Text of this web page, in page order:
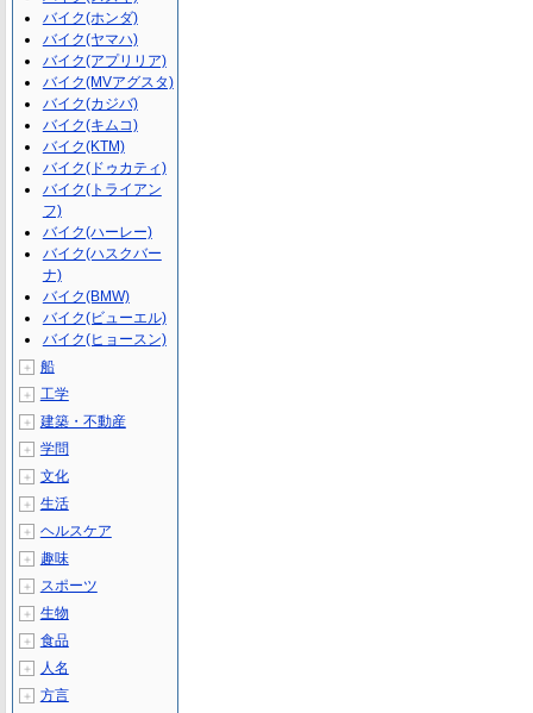
バイク(ホンダ)
バイク(ヤマハ)
バイク(アプリリア)
バイク(MVアグスタ)
バイク(カジバ)
バイク(キムコ)
バイク(KTM)
バイク(ドゥカティ)
バイク(トライアン
フ)
バイク(ハーレー)
バイク(ハスクバー
ナ)
バイク(BMW)
バイク(ビューエル)
バイク(ヒョースン)
＋ 船
＋ 工学
＋ 建築・不動産
＋ 学問
＋ 文化
＋ 生活
＋ ヘルスケア
＋ 趣味
＋ スポーツ
＋ 生物
＋ 食品
＋ 人名
＋ 方言